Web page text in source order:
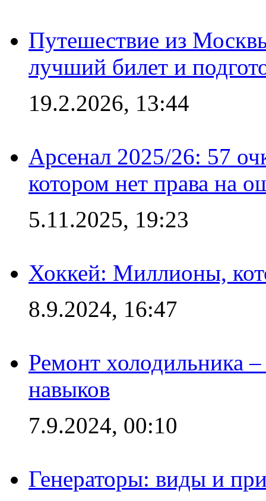
Путешествие из
лучший билет и
19.2.2026, 13:44
Арсенал 2025/26: 57
котором нет права на
5.11.2025, 19:23
Хоккей: Миллионы,
8.9.2024, 16:47
Ремонт холодильника
навыков
7.9.2024, 00:10
Генераторы: виды и